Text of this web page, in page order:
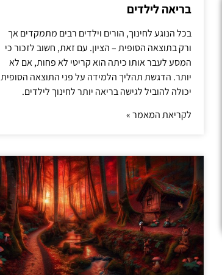
בריאה לילדים
בכל הנוגע לחינוך, הורים וילדים רבים מתמקדים אך
ורק בתוצאה הסופית – הציון. עם זאת, חשוב לזכור כי
המסע לעבר אותו כיתה הוא קריטי לא פחות, אם לא
יותר. הדגשת תהליך הלמידה על פני התוצאה הסופית
יכולה להוביל לגישה בריאה יותר לחינוך לילדים.
לקריאת המאמר »